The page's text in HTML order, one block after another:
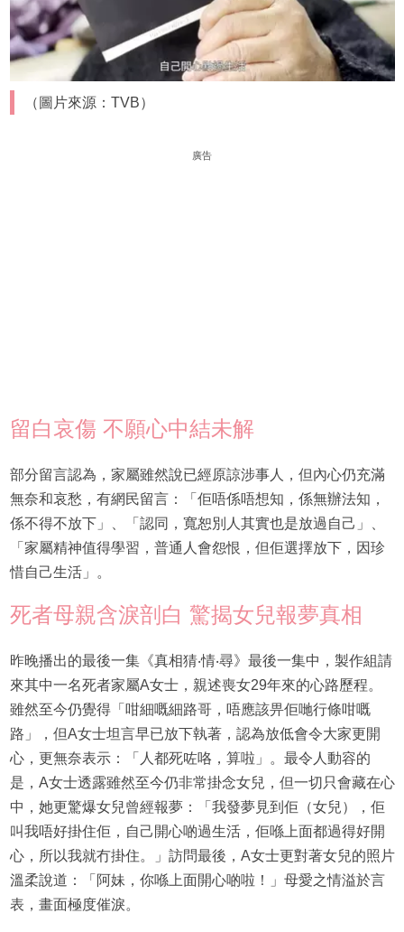
（圖片來源：TVB）
廣告
留白哀傷 不願心中結未解
部分留言認為，家屬雖然說已經原諒涉事人，但內心仍充滿
無奈和哀愁，有網民留言：「佢唔係唔想知，係無辦法知，
係不得不放下」、「認同，寬恕別人其實也是放過自己」、
「家屬精神值得學習，普通人會怨恨，但佢選擇放下，因珍
惜自己生活」。
死者母親含淚剖白 驚揭女兒報夢真相
昨晚播出的最後一集《真相猜‧情‧尋》最後一集中，製作組請
來其中一名死者家屬A女士，親述喪女29年來的心路歷程。
雖然至今仍覺得「咁細嘅細路哥，唔應該畀佢哋行條咁嘅
路」，但A女士坦言早已放下執著，認為放低會令大家更開
心，更無奈表示：「人都死咗咯，算啦」。最令人動容的
是，A女士透露雖然至今仍非常掛念女兒，但一切只會藏在心
中，她更驚爆女兒曾經報夢：「我發夢見到佢（女兒），佢
叫我唔好掛住佢，自己開心啲過生活，佢喺上面都過得好開
心，所以我就冇掛住。」訪問最後，A女士更對著女兒的照片
溫柔說道：「阿妹，你喺上面開心啲啦！」母愛之情溢於言
表，畫面極度催淚。